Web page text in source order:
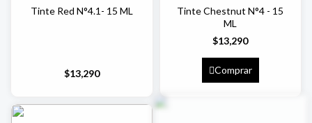
Tinte Red N°4.1- 15 ML
$13,290
Tinte Chestnut N°4 - 15
ML
$13,290
Comprar